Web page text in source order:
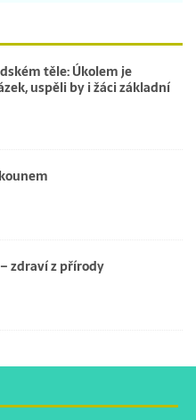
těle: Úkolem je
uspěli by i žáci základní
zdraví z přírody